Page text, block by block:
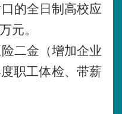
的全日制高校应
元。
二金（增加企业
职工体检、带薪